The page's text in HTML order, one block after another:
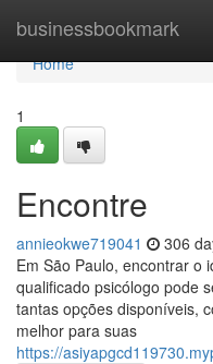
businessbookmark
Home
Home
1
Encontre
annieokwe719041 306
Em São Paulo, encontrar o
qualificado psicólogo pode
tantas opções disponíveis,
melhor para suas
https://